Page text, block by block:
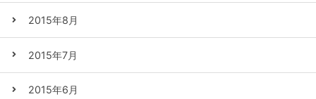
2015年8月
2015年7月
2015年6月